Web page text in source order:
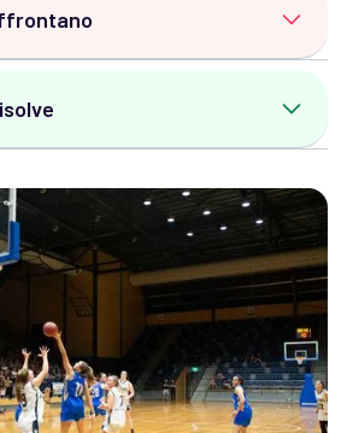
e gestire le variazioni.
e genitori per gli
del giorno della partita.
prestazioni:
Comprendere i
dei giocatori e le
rose:Gestire le rotazioni dei
di gara e le sostituzioni.
in tempo reale:Rimani
orari e informazioni sugli
reale.
centralizzata:Invia
automatici a giocatori e genitori
partite o variazioni.
prestazioni:Monitora risultati
dei giocatori e